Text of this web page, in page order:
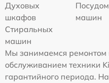
Духовых
шкафов
машин
Стиральных
машин
Мы занимаемся ремонтом
обслуживанием техники
гарантийного периода.